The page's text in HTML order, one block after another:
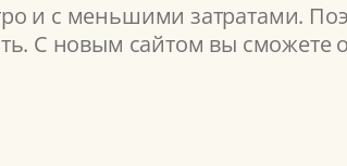
и с меньшими затратами.
С новым сайтом вы